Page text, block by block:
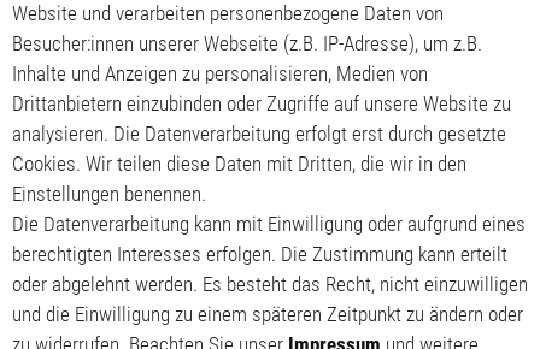
Daten­schutz­erklärung
AGB
Mein Konto
Mein Warenkorb
Meine Wunschliste
Website und verarbeiten personenbezogene Daten von
Besucher:innen unserer Webseite (z.B. IP-Adresse), um z.B.
Inhalte und Anzeigen zu personalisieren, Medien von
Drittanbietern einzubinden oder Zugriffe auf unsere Website zu
analysieren. Die Datenverarbeitung erfolgt erst durch gesetzte
Cookies. Wir teilen diese Daten mit Dritten, die wir in den
Einstellungen benennen.
Die Datenverarbeitung kann mit Einwilligung oder aufgrund eines
berechtigten Interesses erfolgen. Die Zustimmung kann erteilt
oder abgelehnt werden. Es besteht das Recht, nicht einzuwilligen
und die Einwilligung zu einem späteren Zeitpunkt zu ändern oder
zu widerrufen. Beachten Sie unser Impressum und weitere